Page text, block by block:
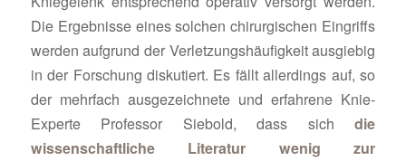
Die Ergebnisse eines solchen chirurgischen Eingriffs
werden aufgrund der Verletzungshäufigkeit ausgiebig
in der Forschung diskutiert. Es fällt allerdings auf, so
der mehrfach ausgezeichnete und erfahrene Knie-
Experte Professor Siebold, dass sichdie
wissenschaftliche Literatur wenig zur